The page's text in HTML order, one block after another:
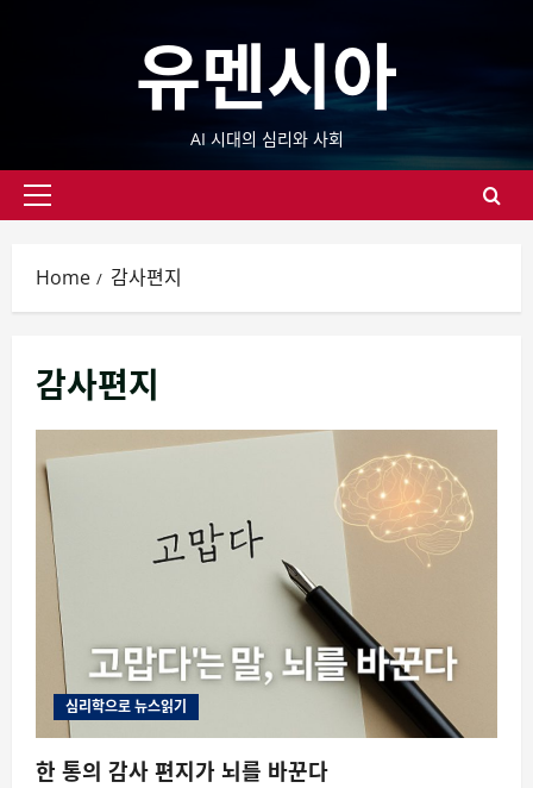
유멘시아
AI 시대의 심리와 사회
Primary
Home 감사편지
감사편지
심리학으로 뉴스읽기
한 통의 감사 편지가 뇌를 바꾼다